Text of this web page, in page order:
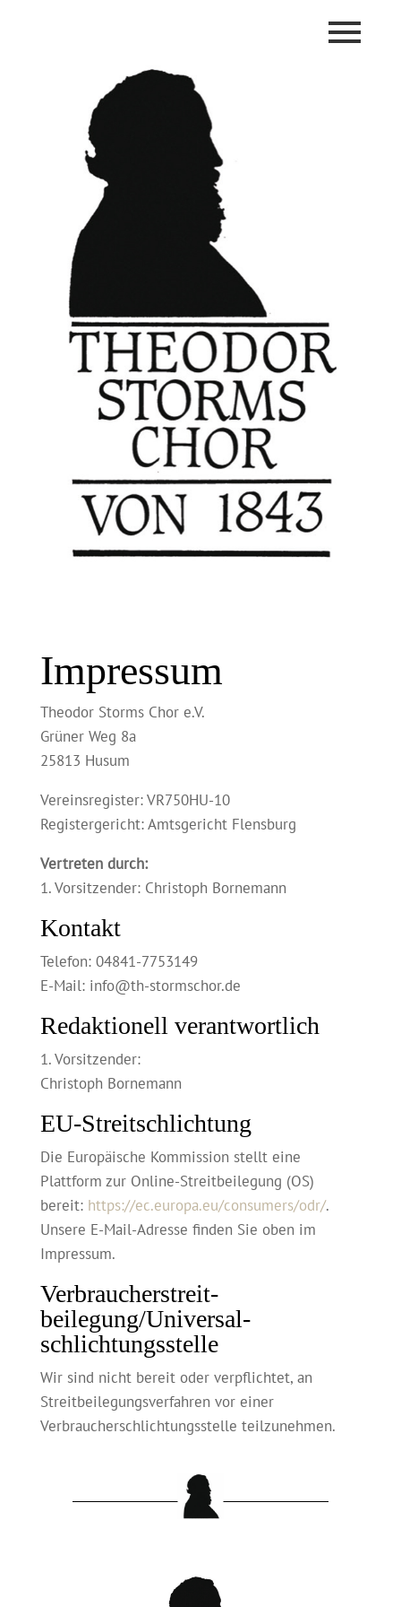
Impressum
Theodor Storms Chor e.V.
Grüner Weg 8a
25813 Husum
Vereinsregister: VR750HU-10
Registergericht: Amtsgericht Flensburg
Vertreten durch:
1. Vorsitzender: Christoph Bornemann
Kontakt
Telefon: 04841-7753149
E-Mail: info@th-stormschor.de
Redaktionell verantwortlich
1. Vorsitzender:
Christoph Bornemann
EU-Streitschlichtung
Die Europäische Kommission stellt eine
Plattform zur Online-Streitbeilegung (OS)
bereit: https://ec.europa.eu/consumers/odr/.
Unsere E-Mail-Adresse finden Sie oben im
Impressum.
Verbraucher­streit­
beilegung/Universal­
schlichtungs­stelle
Wir sind nicht bereit oder verpflichtet, an
Streitbeilegungsverfahren vor einer
Verbraucherschlichtungsstelle teilzunehmen.